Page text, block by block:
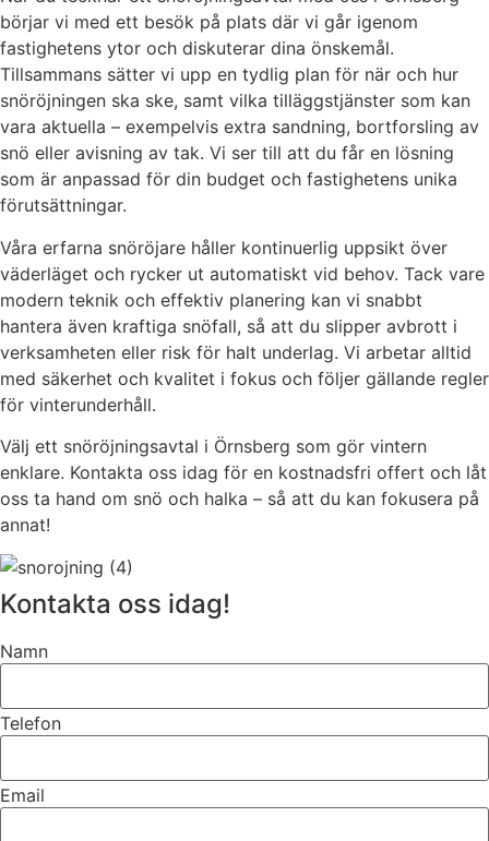
börjar vi med ett besök på plats där vi går igenom
fastighetens ytor och diskuterar dina önskemål.
Tillsammans sätter vi upp en tydlig plan för när och hur
snöröjningen ska ske, samt vilka tilläggstjänster som kan
vara aktuella – exempelvis extra sandning, bortforsling av
snö eller avisning av tak. Vi ser till att du får en lösning
som är anpassad för din budget och fastighetens unika
förutsättningar.
Våra erfarna snöröjare håller kontinuerlig uppsikt över
väderläget och rycker ut automatiskt vid behov. Tack vare
modern teknik och effektiv planering kan vi snabbt
hantera även kraftiga snöfall, så att du slipper avbrott i
verksamheten eller risk för halt underlag. Vi arbetar alltid
med säkerhet och kvalitet i fokus och följer gällande regler
för vinterunderhåll.
Välj ett snöröjningsavtal i Örnsberg som gör vintern
enklare. Kontakta oss idag för en kostnadsfri offert och låt
oss ta hand om snö och halka – så att du kan fokusera på
annat!
Kontakta oss idag!
Namn
Telefon
Email